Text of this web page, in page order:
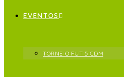
EVENTOS
TORNEIO FUT 5 CDM